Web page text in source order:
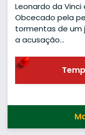
Leonardo da
Obcecado pela
tormentas de um
a acusação…